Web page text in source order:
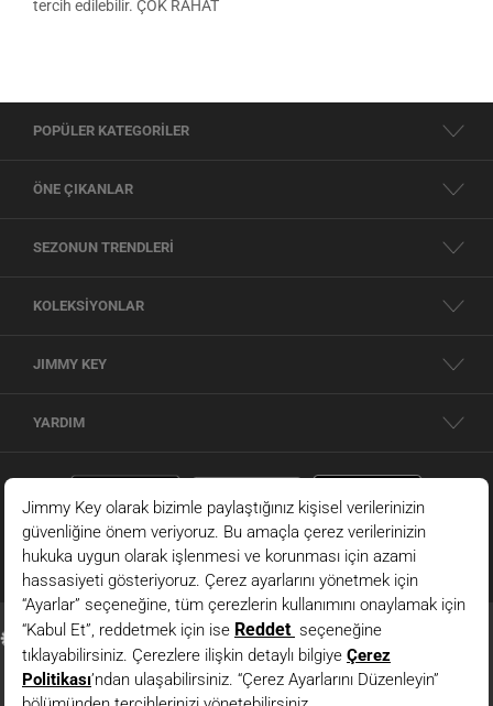
tercih edilebilir. ÇOK RAHAT
POPÜLER KATEGORİLER
ÖNE ÇIKANLAR
SEZONUN TRENDLERİ
KOLEKSİYONLAR
JIMMY KEY
YARDIM